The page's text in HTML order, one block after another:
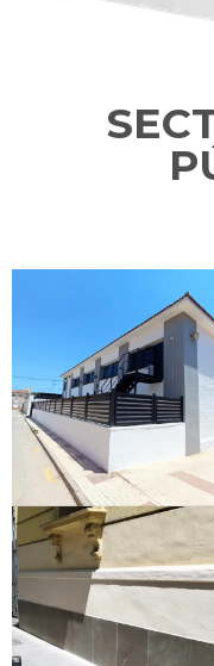
OBRA PÚBLICA
CNP COLEGIO
VIRGEN DEL
ROCÍO